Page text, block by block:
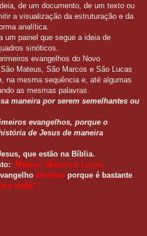
de um documento, de um texto ou
a visualização da estruturação e da
analítica.
um painel que segue a ideia de
sinóticos.
evangelhos do Novo
Mateus, São Marcos e São Lucas
na mesma sequência e, até algumas
as mesmas palavras.
maneira por serem semelhantes ou
evangelhos, porque o
de Jesus de maneira
que estão na Bíblia.
Mateus, Marcos e Lucas.
sinótico porque é bastante
visão”.